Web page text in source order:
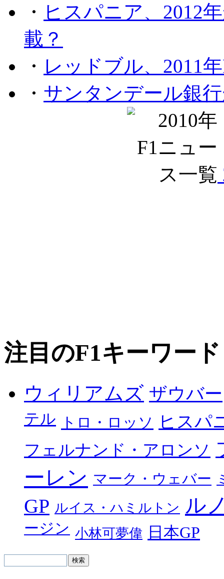
・ ヒスパニア、2012
載？
・ レッドブル、2011
・ サンタンデール銀
注目のF1キーワード
ウィリアムズ ザウバー
テル トロ・ロッソ ヒスパ
フェルナンド・アロンソ
ーレン マーク・ウェバー
GP ルイス・ハミルトン ル
ージン 小林可夢偉 日本GP